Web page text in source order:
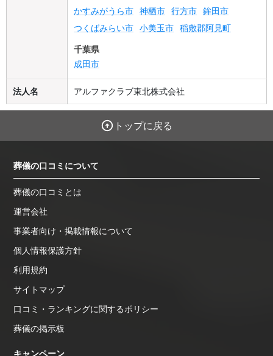
かすみがうら市 神栖市 行方市 鉾田市
つくばみらい市 小美玉市 稲敷郡阿見町
千葉県
成田市
法人名 アルファクラブ東北株式会社
トップに戻る
葬儀の口コミについて
葬儀の口コミとは
運営会社
事業者向け・掲載情報について
個人情報保護方針
利用規約
サイトマップ
口コミ・ランキングに関するポリシー
葬儀の掲示板
キャンペーン